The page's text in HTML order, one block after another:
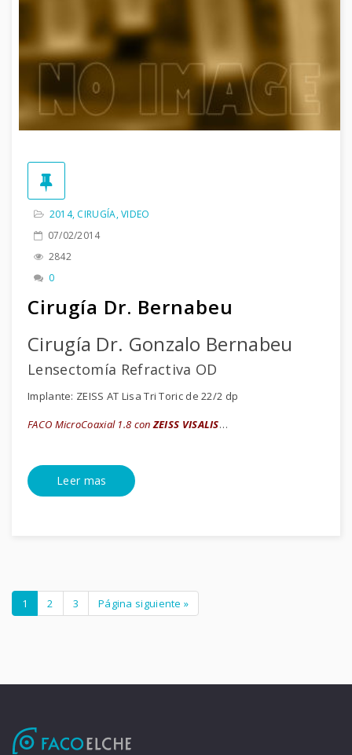
2014, CIRUGÍA,VIDEO
07/02/2014
2842
0
Cirugía Dr. Bernabeu
Cirugía Dr. Gonzalo Bernabeu
Lensectomía Refractiva OD
Implante: ZEISS AT Lisa Tri Toric de 22/2 dp
FACO MicroCoaxial 1.8 conZEISS VISALIS…
Leer mas
1 2 3 Página siguiente »